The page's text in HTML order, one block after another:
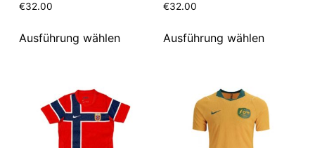
€32.00
Ausführung wählen
€32.00
Ausführung wählen